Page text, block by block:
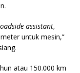
assistant,
untuk mesin,”
atau 150.000 km